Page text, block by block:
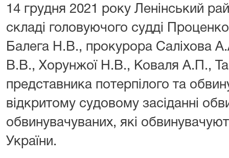
14 грудня 2021 року Ленінський
складі головуючого судді
Балега Н.В., прокурора Саліхова
В.В., Хорунжої Н.В., Коваля А.П.,
представника потерпілого та
відкритому судовому засіданні
обвинувачуваних, які
України.